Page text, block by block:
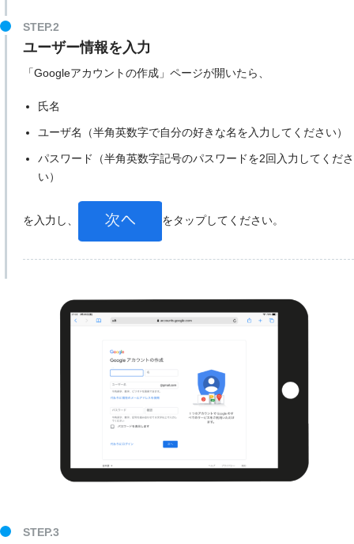
STEP.2
ユーザー情報を入力
「Googleアカウントの作成」ページが開いたら、
氏名
ユーザ名（半角英数字で自分の好きな名を入力してください）
パスワード（半角英数字記号のパスワードを2回入力してくださ
い）
を入力し、 をタップしてください。
STEP.3